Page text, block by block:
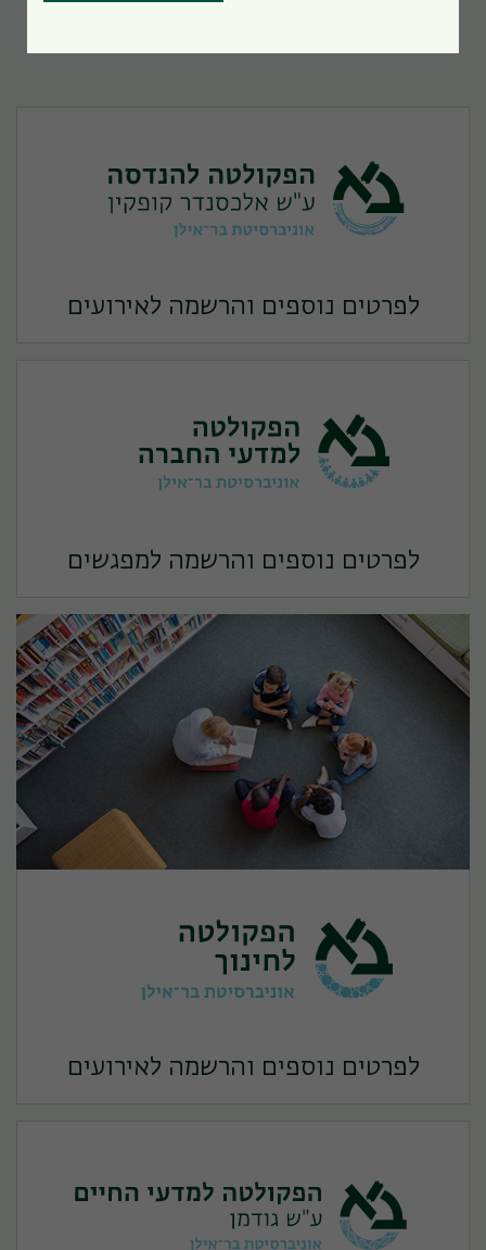
לפרטים נוספים והרשמה לאירועים
לפרטים נוספים והרשמה למפגשים
לפרטים נוספים והרשמה לאירועים